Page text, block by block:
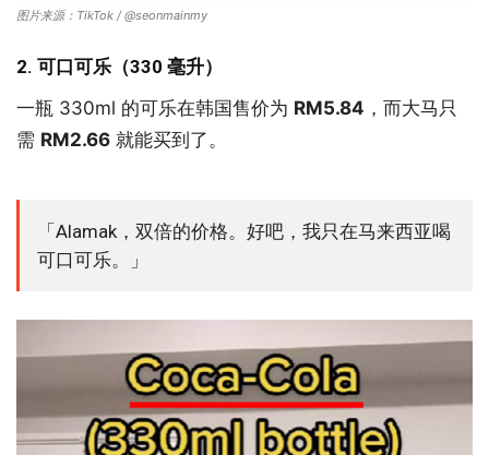
图片来源：TikTok / @seonmainmy
2. 可口可乐（330 毫升）
一瓶 330ml 的可乐在韩国售价为 RM5.84 ，而大马只
需 RM2.66 就能买到了。
「Alamak，双倍的价格。好吧，我只在马来西亚喝
可口可乐。」